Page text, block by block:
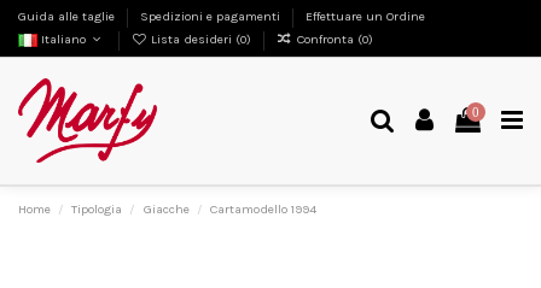
Guida alle taglie Spedizioni e pagamenti
Effettuare un Ordine
Italiano
Lista desideri (0) Confronta (0)
0
Home Tipologia Giacche Cartamodello 1994